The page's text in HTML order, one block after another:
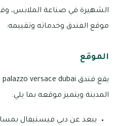
الشهيرة في صناعة الملابس،
موقع الفندق وخدماته وتقييمه:
الموقع
المدينة ويتميز موقعه بما يلي:
يبعد عن دبي فيستيفال بمسافة 1